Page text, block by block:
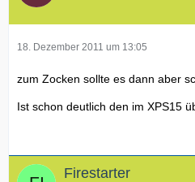
18. Dezember 2011 um 13:05
zum Zocken sollte es dann aber
Ist schon deutlich den im XPS15
Firestarter